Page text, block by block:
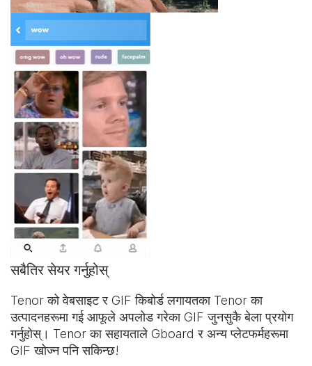
सबैतिर सेयर गर्नुहोस्
Tenor को वेबसाइट र GIF किबोर्डलगायतका Tenor का
उत्पादनहरूमा गई आफूले अपलोड गरेका GIF जुनसुकै बेला प्रयोग
गर्नुहोस्। Tenor का सहायताले Gboard र अन्य प्लेटफर्महरूमा
GIF खोज्न पनि सकिन्छ!